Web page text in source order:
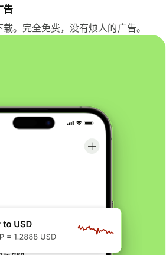
告
。完全免费，没有烦人的广告。